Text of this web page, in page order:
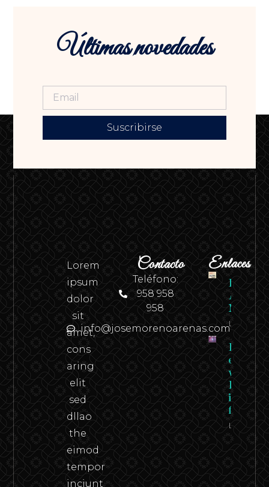
Últimas novedades
Suscribirse
Lorem
ipsum
dolor
sit
amet,
cons
aring
elit
sed
dllao
the
eimod
tempor
inciunt
Contacto
Teléfono:
958 958
958
info@josemorenoarenas.com
Enlaces
Revista
N.º 2
Leer
en
viva –
in the
flesh
Leer